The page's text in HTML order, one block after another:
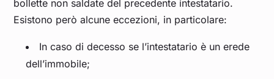
bollette non saldate del precedente intestatario.
Esistono però alcune eccezioni, in particolare:
In caso di decesso se l’intestatario è un erede
dell’immobile;